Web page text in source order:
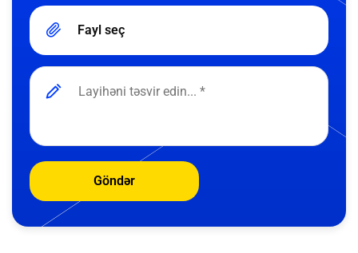
Fayl seç
Göndər